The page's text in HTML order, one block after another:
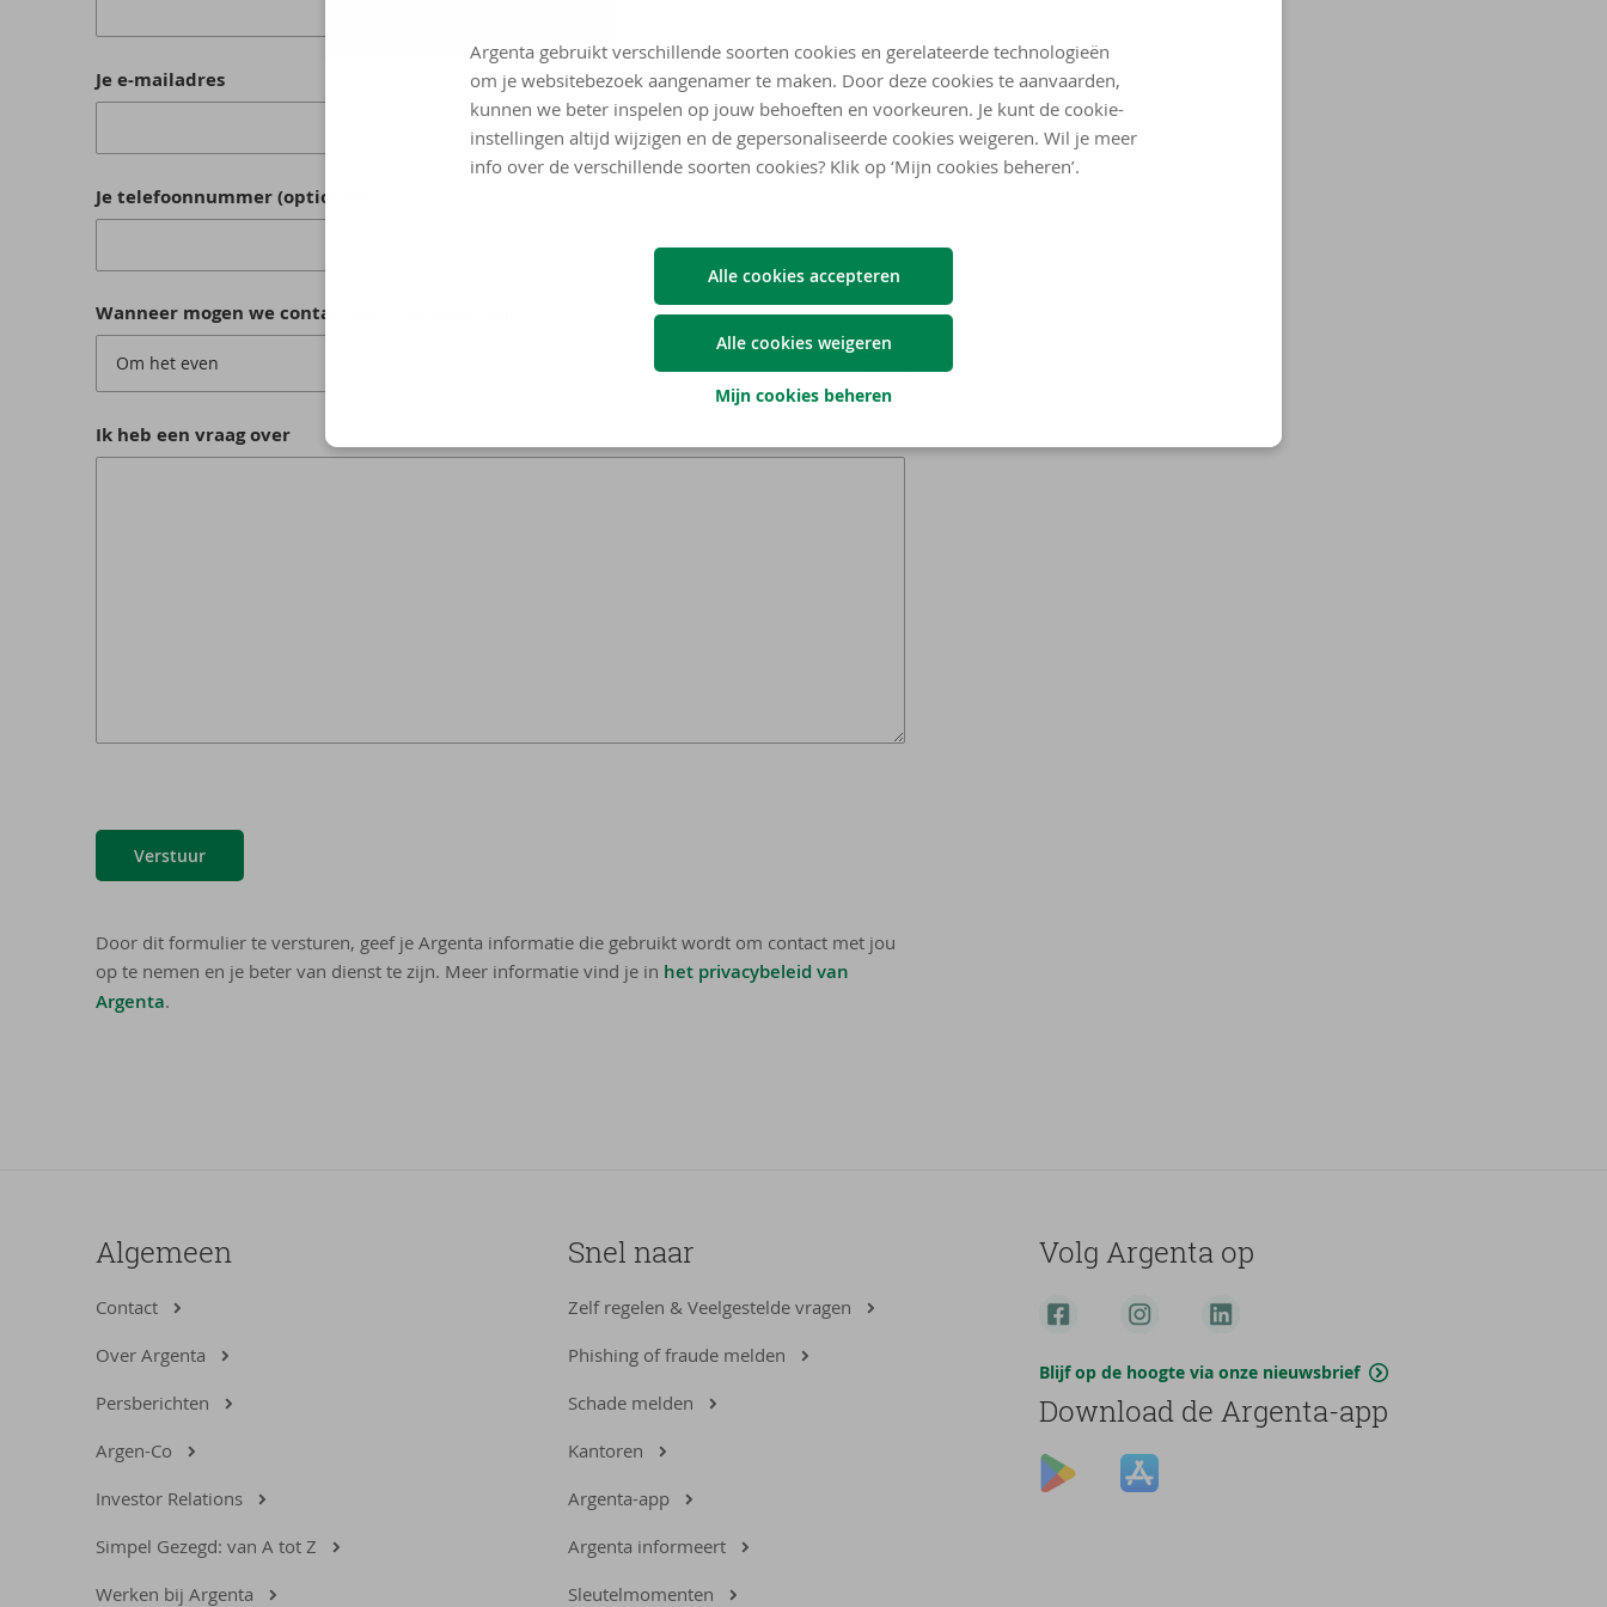
Argenta gebruikt verschillende soorten cookies en gerelateerde technologieën
om je websitebezoek aangenamer te maken. Door deze cookies te aanvaarden,
kunnen we beter inspelen op jouw behoeften en voorkeuren. Je kunt de cookie-
instellingen altijd wijzigen en de gepersonaliseerde cookies weigeren. Wil je meer
info over de verschillende soorten cookies? Klik op ‘Mijn cookies beheren’.
Alle cookies accepteren
Alle cookies weigeren
Mijn cookies beheren
Je e-mailadres
Je telefoonnummer (optioneel)
Wanneer mogen we contact met jou opnemen?
Om het even
Ik heb een vraag over
Verstuur
Door dit formulier te versturen, geef je Argenta informatie die gebruikt wordt om contact met jou
op te nemen en je beter van dienst te zijn. Meer informatie vind je in het privacybeleid van
Argenta.
Algemeen
Contact
Over Argenta
Persberichten
Argen-Co
Investor Relations
Simpel Gezegd: van A tot Z
Werken bij Argenta
Snel naar
Zelf regelen & Veelgestelde vragen
Phishing of fraude melden
Schade melden
Kantoren
Argenta-app
Argenta informeert
Sleutelmomenten
Volg Argenta op
Blijf op de hoogte via onze nieuwsbrief
Download de Argenta-app